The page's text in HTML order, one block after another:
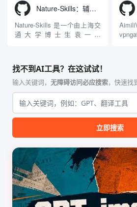
Windows 平台。当用户使用桌
面版 Gemini 客户端或
Antigravity IDE ...
动
模型
需掌
贵的
Nature-Skills：辅助撰写学术论文和绘制科研图表的智能体插件
Nature-Skills 是一个由上海交
通大学博士生袁一哲
合，专为顶级学术期刊（如
Nature、Science、Cell 等）
的论文撰写与发表流程设计。
该工具集以智能体插...
纯
无需
找不到AI工具？在这试试！
输入关键词， 无障碍访问必应搜索，快速找
立即搜索